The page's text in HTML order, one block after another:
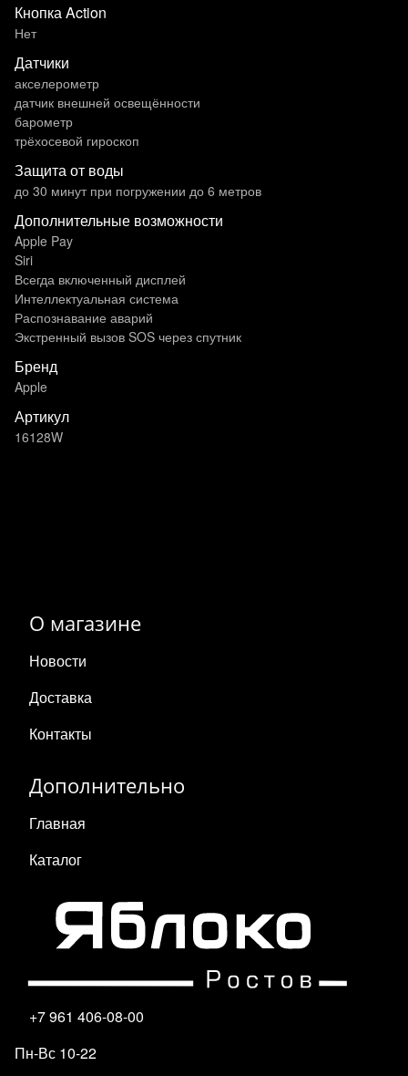
Кнопка Action
Нет
Датчики
акселерометр
датчик внешней освещённости
барометр
трёхосевой гироскоп
Защита от воды
до 30 минут при погружении до 6 метров
Дополнительные возможности
Apple Pay
Siri
Всегда включенный дисплей
Интеллектуальная система
Распознавание аварий
Экстренный вызов SOS через спутник
Бренд
Apple
Артикул
16128W
О магазине
Новости
Доставка
Контакты
Дополнительно
Главная
Каталог
+7 961 406-08-00
Пн-Вс 10-22